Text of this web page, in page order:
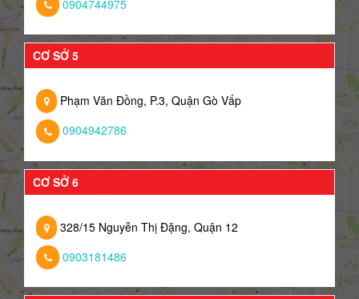
0904744975
CƠ SỞ 5
Phạm Văn Đồng, P.3, Quận Gò Vấp
0904942786
CƠ SỞ 6
328/15 Nguyễn Thị Đặng, Quận 12
0903181486